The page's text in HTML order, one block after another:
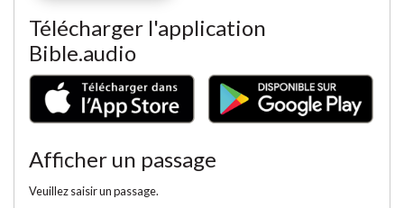
Télécharger l'application
Bible.audio
Afficher un passage
Veuillez saisir un passage.